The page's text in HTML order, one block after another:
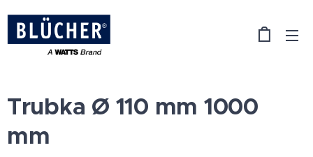
Trubka Ø 110 mm 1000
mm